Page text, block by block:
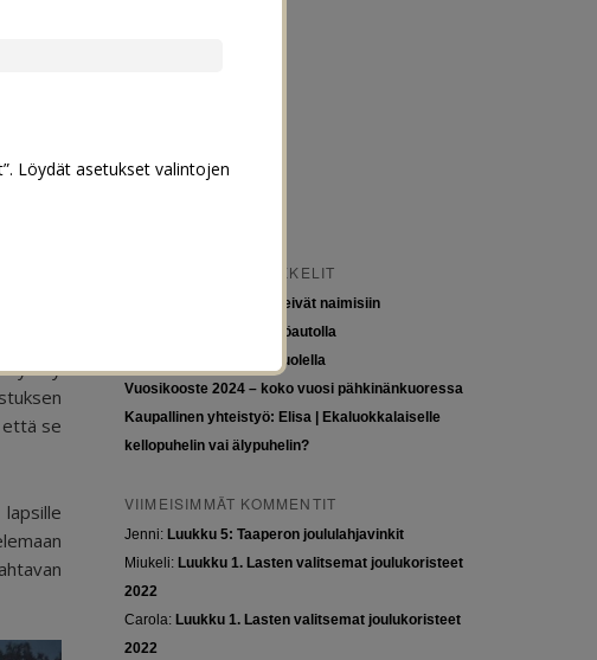
että se
VIIMEISIMMÄT ARTIKKELIT
Tytöt kuuluvat kouluun, eivät naimisiin
Euroopan roadtrip sähköautolla
Tyttöjen ja tasa-arvon puolella
Vuosikooste 2024 – koko vuosi pähkinänkuoressa
Kaupallinen yhteistyö: Elisa | Ekaluokkalaiselle
kellopuhelin vai älypuhelin?
VIIMEISIMMÄT KOMMENTIT
Jenni: Luukku 5: Taaperon joululahjavinkit
Miukeli: Luukku 1. Lasten valitsemat joulukoristeet
2022
Carola: Luukku 1. Lasten valitsemat joulukoristeet
2022
Löydät asetukset valintojen